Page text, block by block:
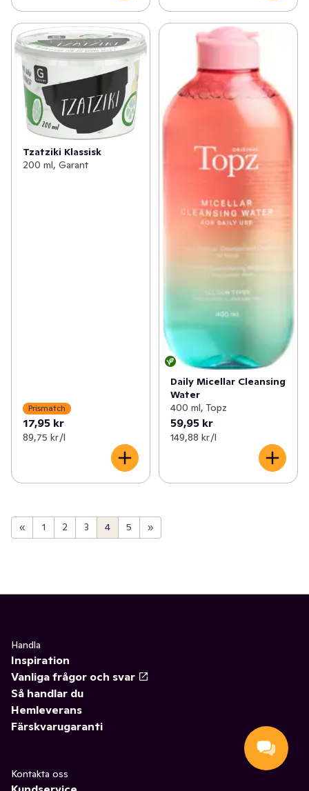
Tzatziki Klassisk
200 ml, Garant
Prismatch
17,95 kr
89,75 kr /l
Daily Micellar Cleansing
Water
400 ml, Topz
59,95 kr
149,88 kr /l
« 1 2 3 4 5 »
Handla
Inspiration
Vanliga frågor och svar
Så handlar du
Hemleverans
Färskvarugaranti
Kontakta oss